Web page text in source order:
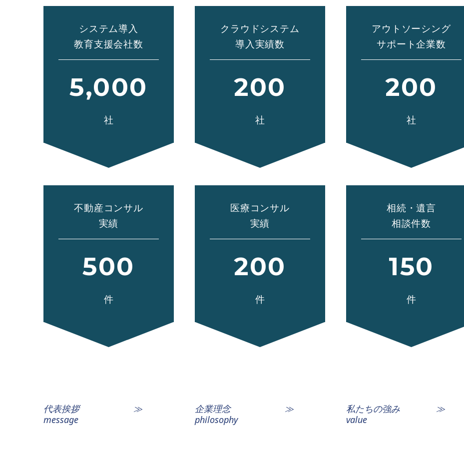
システム導入
教育支援会社数
5,000
社
クラウドシステム
導入実績数
200
社
アウトソーシング
サポート企業数
200
社
不動産コンサル
実績
500
件
医療コンサル
実績
200
件
相続・遺言
相談件数
150
件
代表挨拶 ≫
message
企業理念 ≫
philosophy
私たちの強み ≫
value